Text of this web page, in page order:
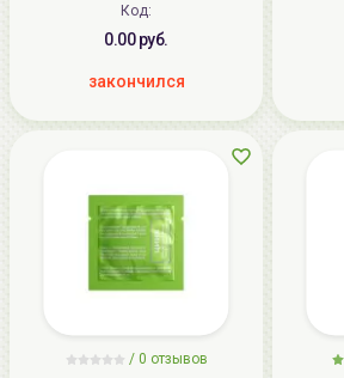
Код:
0.00 руб.
закончился
/ 0 отзывов